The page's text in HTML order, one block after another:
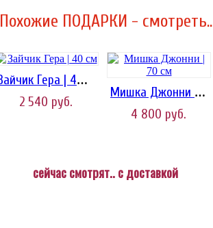
Похожие ПОДАРКИ - смотреть..
Зайчик Гера | 40 см
2 540 руб.
Мишка Джонни | 70 см
4 800 руб.
сейчас смотрят.. с доставкой